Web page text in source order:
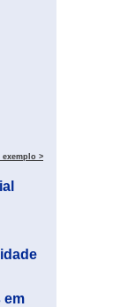
exemplo >
em